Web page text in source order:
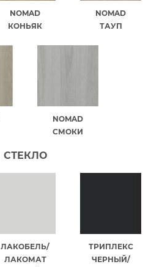
NOMAD
КОНЬЯК
NOMAD
ТАУП
NOMAD
СМОКИ
СТЕКЛО
ЛАКОБЕЛЬ/
ЛАКОМАТ
ТРИПЛЕКС
ЧЕРНЫЙ/